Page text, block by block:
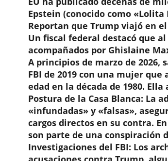
Epstein (conocido como
Reportan que Trump viajó en
Un fiscal federal destacó que
acompañados por Ghislaine
A principios de marzo de
FBI de 2019 con una mujer
edad en la década de 1980.
Postura de la Casa Blanca: La
«infundadas» y «falsas»,
cargos directos en su contra.
son parte de una conspiración
Investigaciones del FBI: Los